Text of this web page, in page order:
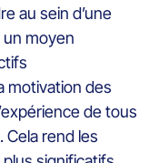
au sein d’une
un moyen
motivation des
de tous
rend les